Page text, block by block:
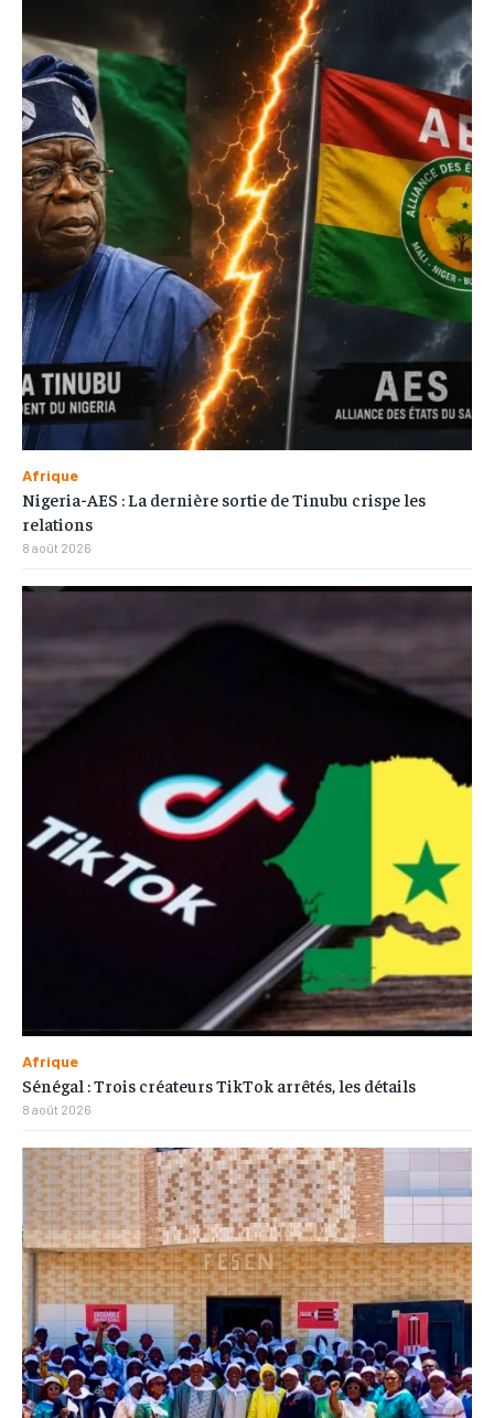
Afrique
Nigeria-AES : La dernière sortie de Tinubu crispe les
relations
8 août 2026
Afrique
Sénégal : Trois créateurs TikTok arrêtés, les détails
8 août 2026